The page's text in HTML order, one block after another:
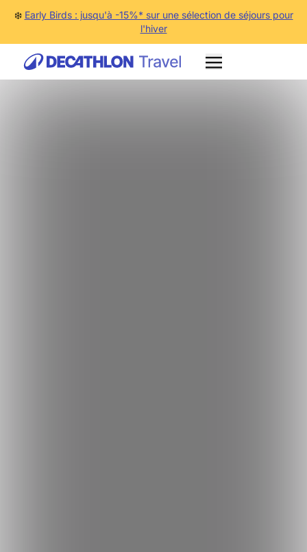
❄️ Early Birds : jusqu'à -15%* sur une sélection de séjours pour
l'hiver